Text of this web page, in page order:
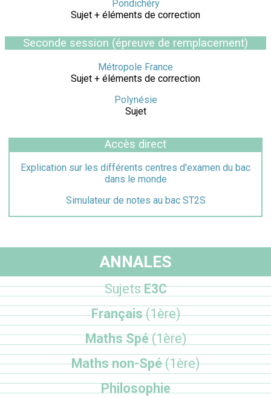
Pondichéry
Sujet + éléments de correction
Seconde session (épreuve de remplacement)
Métropole France
Sujet + éléments de correction
Polynésie
Sujet
Accès direct
Explication sur les différents centres d'examen du bac
dans le monde
Simulateur de notes au bac ST2S
ANNALES
SujetsE3C
Français(1ère)
Maths Spé(1ère)
Maths non-Spé(1ère)
Philosophie